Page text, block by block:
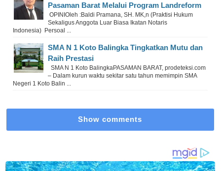
Pasaman Barat Melalui Program Landreform
OPINIOleh :Baldi Pramana, SH. MK,n (Praktisi Hukum
Sekaligus Anggota Luar Biasa Ikatan Notaris
Indonesia) Persoal ...
SMA N 1 Koto Balingka Tingkatkan Mutu dan
Raih Prestasi
SMA N 1 Koto BalingkaPASAMAN BARAT, prodeteksi.com
– Dalam kurun waktu sekitar satu tahun memimpin SMA
Negeri 1 Koto Balin ...
Show comments